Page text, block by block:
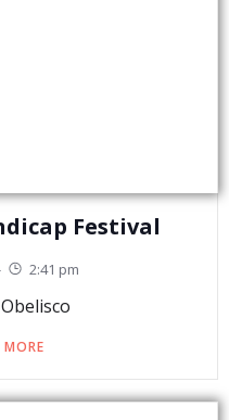
Festival
2:41 pm
MORE